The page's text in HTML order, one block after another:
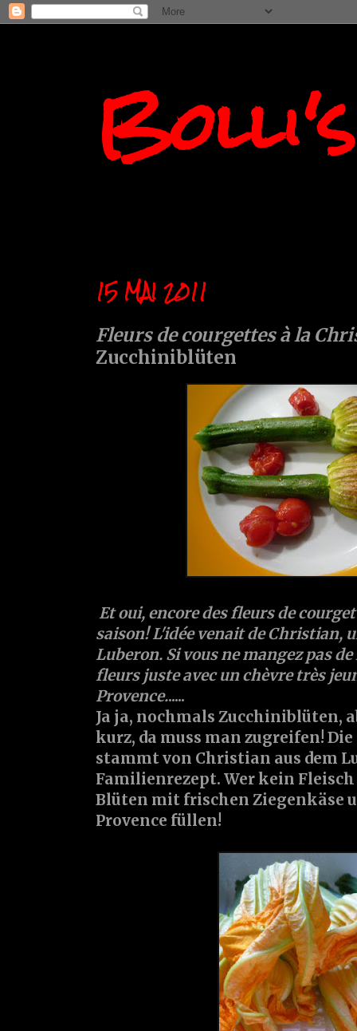
15 MAI 2011
Fleurs de courgettes à la
Zucchiniblüten
Et oui, encore des fleurs de
saison! L'idée venait de Christian,
Luberon. Si vous ne mangez pas
fleurs juste avec un chèvre très
Provence......
Ja ja, nochmals Zucchiniblüten,
kurz, da muss man zugreifen! Die
stammt von Christian aus dem
Familienrezept. Wer kein
Blüten mit frischen Ziegenkäse
Provence füllen!